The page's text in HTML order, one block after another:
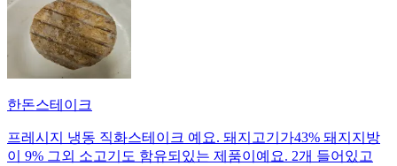
한돈스테이크
프레시지 냉동 직화스테이크 예요. 돼지고기가43% 돼지지방
이 9% 그외 소고기도 함유되있는 제품이예요. 2개 들어있고